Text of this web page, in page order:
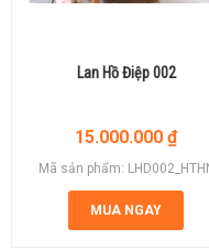
Lan Hồ Điệp 002
15.000.000 ₫
Mã sản phẩm:
MUA NGAY